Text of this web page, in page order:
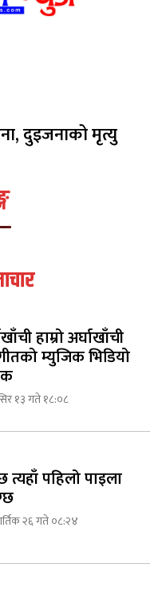
दुइजनाको मृत्यु
हाम्रो अर्घाखाँची
म्युजिक भिडियो
१३ गते १८:०८
पहिलो पाइला
२६ गते ०८:२४